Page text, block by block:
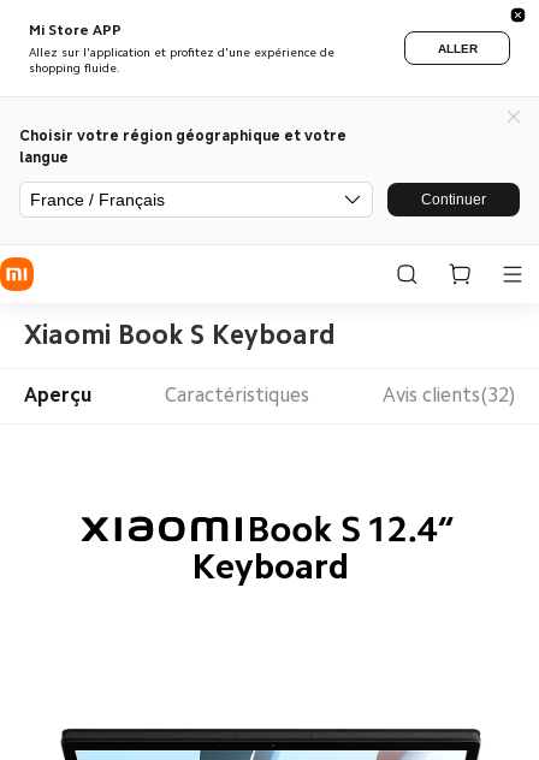
Mi Store APP
Allez sur l'application et profitez d'une expérience de
shopping fluide.
ALLER
Choisir votre région géographique et votre
langue
France / Français Continuer
Xiaomi Book S Keyboard
Aperçu Caractéristiques Avis clients(32)
Keyboard